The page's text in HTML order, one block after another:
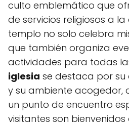
culto emblemático que
de servicios religiosos a
templo no solo celebra
que también organiza
actividades para todas
iglesia se destaca por
y su ambiente acogedor,
un punto de encuentro
visitantes son